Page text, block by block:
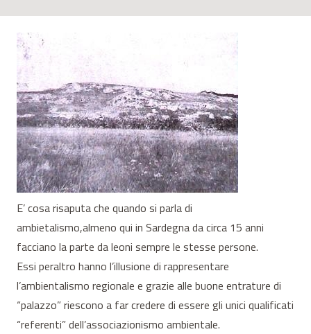
E’ cosa risaputa che quando si parla di
ambietalismo,almeno qui in Sardegna da circa 15 anni
facciano la parte da leoni sempre le stesse persone.
Essi peraltro hanno l’illusione di rappresentare
l’ambientalismo regionale e grazie alle buone entrature di
“palazzo” riescono a far credere di essere gli unici qualificati
“referenti” dell’associazionismo ambientale.